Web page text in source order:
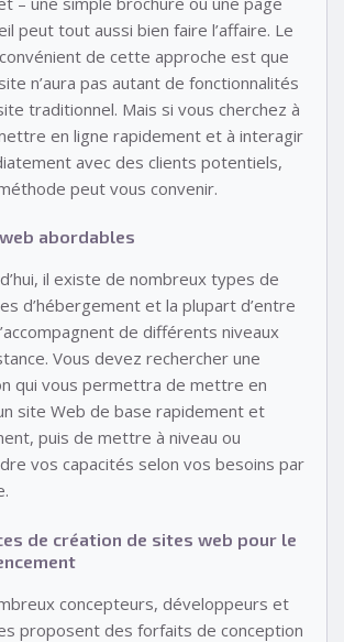
peut tout aussi bien faire l’affaire. Le
de cette approche est que
n’aura pas autant de fonctionnalités
traditionnel. Mais si vous cherchez à
en ligne rapidement et à interagir
avec des clients potentiels,
peut vous convenir.
abordables
il existe de nombreux types de
d’hébergement et la plupart d’entre
de différents niveaux
Vous devez rechercher une
qui vous permettra de mettre en
site Web de base rapidement et
puis de mettre à niveau ou
vos capacités selon vos besoins par
de création de sites web pour le
concepteurs, développeurs et
proposent des forfaits de conception